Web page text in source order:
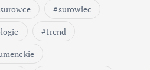
surowce
surowiec
trend